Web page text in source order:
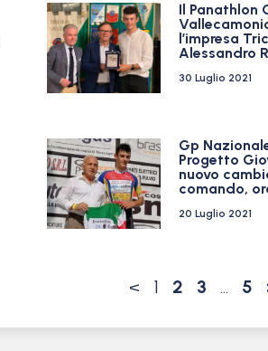
Il Panathlon
l’impresa
Alessandro
30 Luglio 2021
Gp
Progetto
nuovo
comando,
20 Luglio 2021
< 1 2 3 … 5